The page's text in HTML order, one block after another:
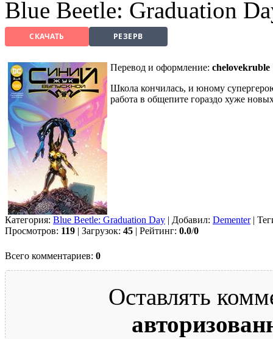
Blue Beetle: Graduation
СКАЧАТЬ РЕЗЕРВ
Перевод и оформление: chelovekruble
Школа кончилась, и юному
работа в общепите гораздо хуже
Категория: Blue Beetle: Graduation Day | Добавил: Dementer|
Просмотров: 119 | Загрузок: 45 | Рейтинг: 0.0/0
Всего комментариев: 0
Оставлять